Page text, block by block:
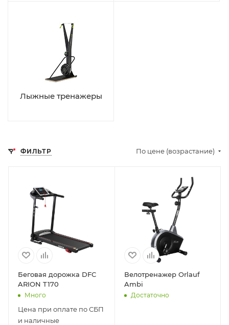
Лыжные тренажеры
ФИЛЬТР По цене (возрастание)
Беговая дорожка DFC
ARION T170
Много
Цена при оплате по СБП
и наличные
Велотренажер Orlauf
Ambi
Достаточно